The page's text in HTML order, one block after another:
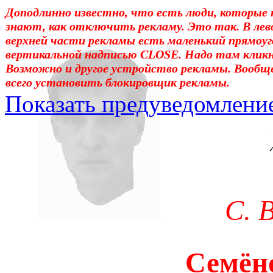
Доподлинно известно, что есть люди, которые
знают, как отключить рекламу. Это так. В
верхней части рекламы есть маленький
вертикальной надписью CLOSE. Надо там
Возможно и другое устройство рекламы.
всего установить блокировщик рекламы.
Показать
Уважаемые! Умоляю: не
отошли от суеты. – Перед
трудным чтением. И ещё:
достаточно, чтоб
что не понятно.Прошу
С.